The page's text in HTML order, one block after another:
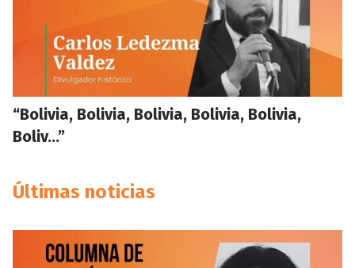
“Bolivia, Bolivia, Bolivia, Bolivia, Bolivia,
Boliv…”
Últimas noticias